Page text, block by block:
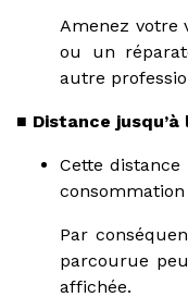
Amenez votre
ou un
autre
■ Distance jusqu’à
Cette
Par
parcourue
affichée.